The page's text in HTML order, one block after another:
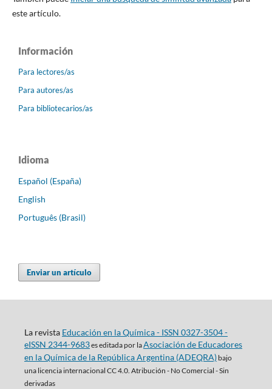
este artículo.
Información
Para lectores/as
Para autores/as
Para bibliotecarios/as
Idioma
Español (España)
English
Português (Brasil)
Enviar un artículo
La revista Educación en la Química - ISSN 0327-3504 -
eISSN 2344-9683es editada por laAsociación de Educadores
en la Química de la República Argentina (ADEQRA)bajo
una licencia internacional CC 4.0. Atribución - No Comercial - Sin
derivadas